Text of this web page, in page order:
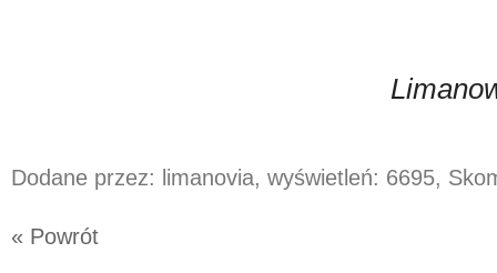
Dodane przez: limanovia, wyświetleń: 6695,
« Powrót